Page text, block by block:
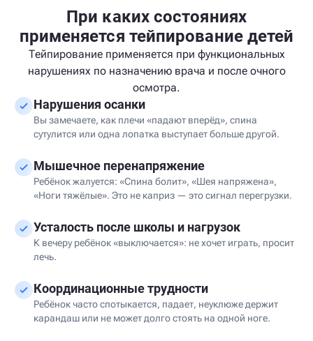
При каких состояниях
применяется тейпирование детей
Тейпирование применяется при функциональных
нарушениях по назначению врача и после очного
осмотра.
Нарушения осанки
Вы замечаете, как плечи «падают вперёд», спина
сутулится или одна лопатка выступает больше другой.
Мышечное перенапряжение
Ребёнок жалуется: «Спина болит», «Шея напряжена»,
«Ноги тяжёлые». Это не каприз — это сигнал перегрузки.
Усталость после школы и нагрузок
К вечеру ребёнок «выключается»: не хочет играть, просит
лечь.
Координационные трудности
Ребёнок часто спотыкается, падает, неуклюже держит
карандаш или не может долго стоять на одной ноге.